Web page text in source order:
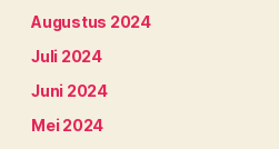
Augustus 2024
Juli 2024
Juni 2024
Mei 2024